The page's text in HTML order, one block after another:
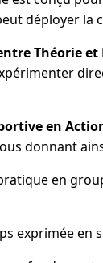
déployer la
Théorie et
en
donnant
en
exprimée en